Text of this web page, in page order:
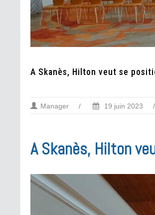
A Skanès, Hilton veut se
Manager / 19 juin 2023 /
A Skanès, Hilton